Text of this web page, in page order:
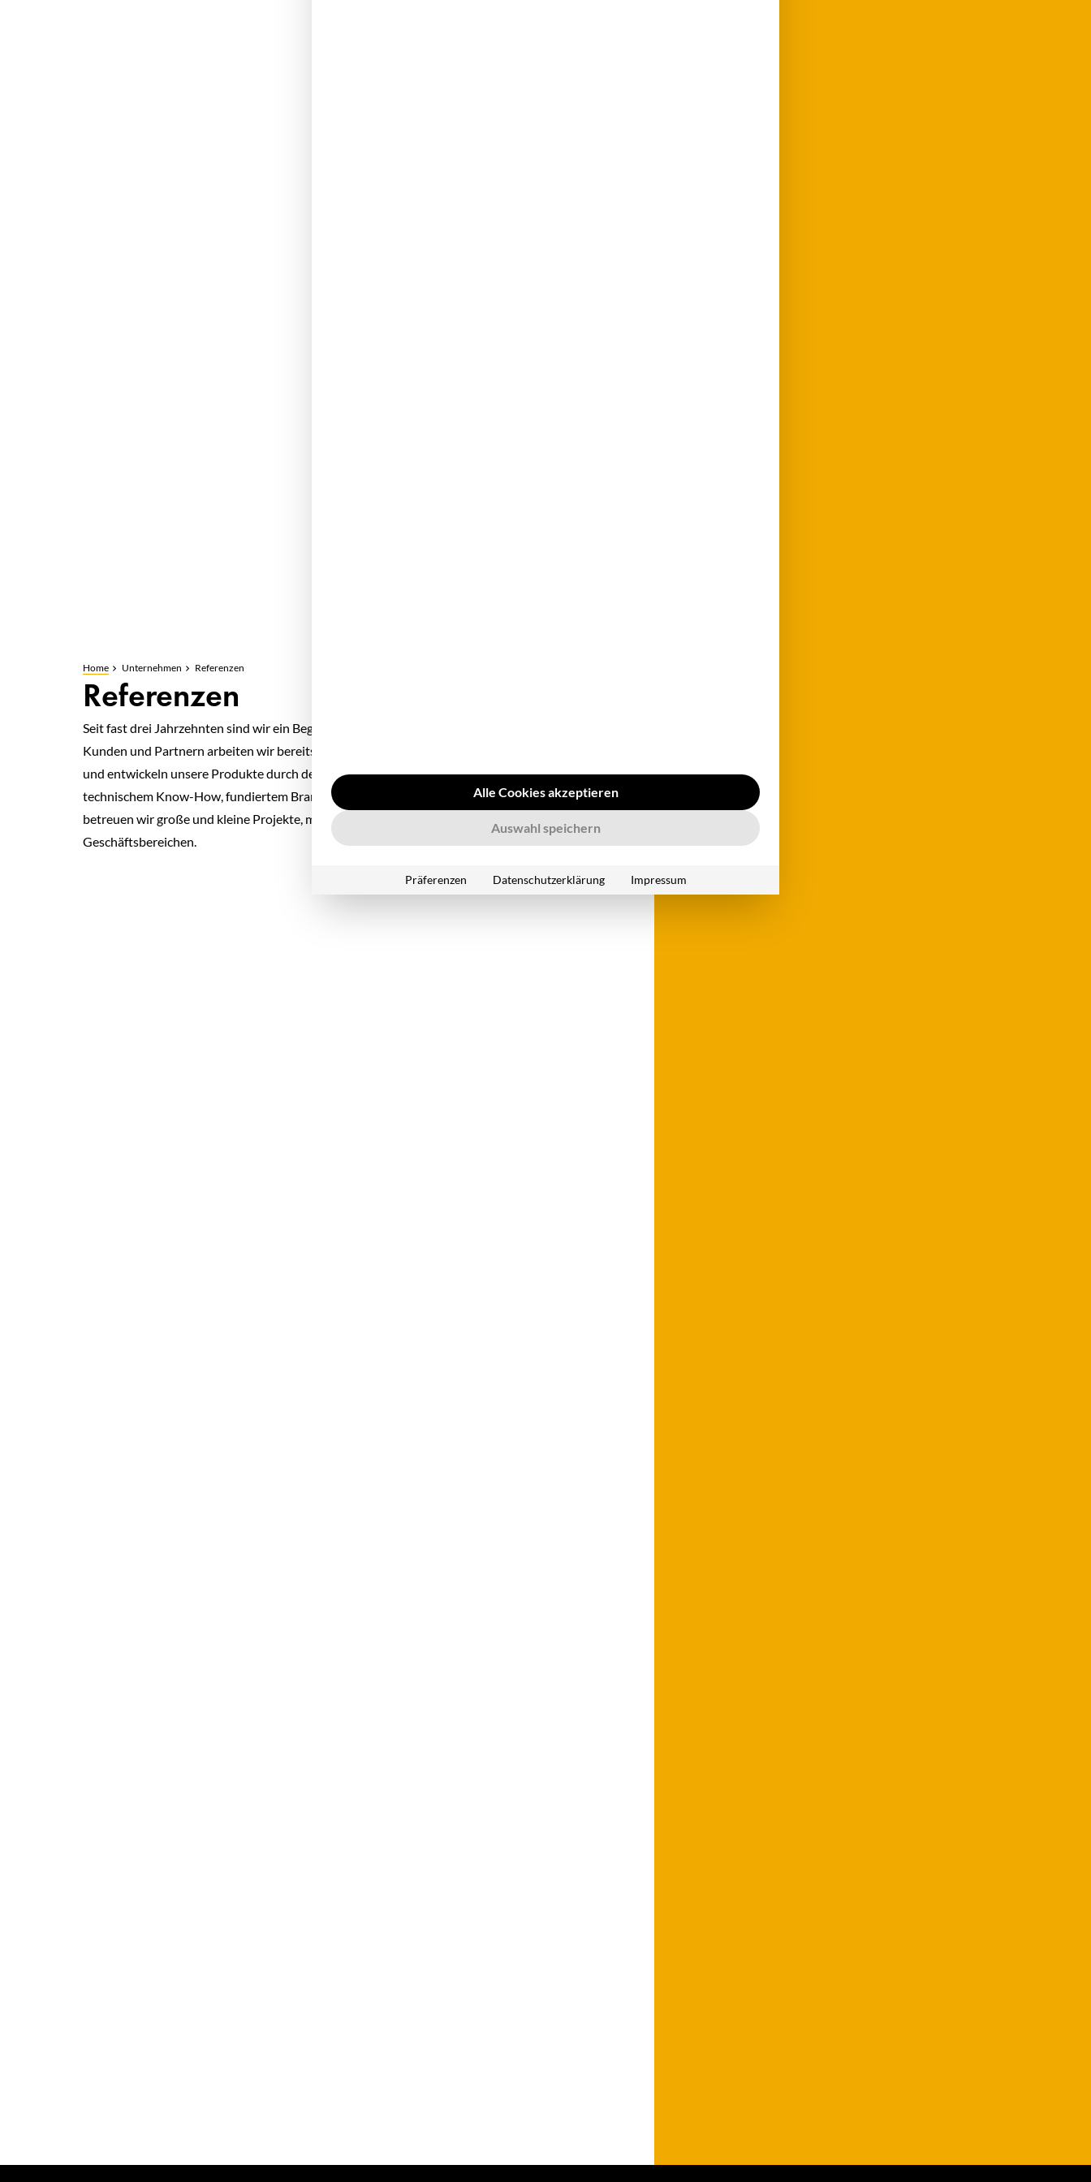
Home Unternehmen Referenzen
Referenzen
Seit fast drei Jahrzehnten sind wir ein Begriff in der Fuhrparkwelt. Mit einigen
Kunden und Partnern arbeiten wir bereits von Anfang an erfolgreich zusammen
und entwickeln unsere Produkte durch den engen Austausch stetig weiter. Mit
technischem Know-How, fundiertem Branchenwissen und Lösungskompetenz
betreuen wir große und kleine Projekte, mit Kunden aus den unterschiedlichsten
Geschäftsbereichen.
Alle Cookies akzeptieren
Auswahl speichern
Präferenzen Datenschutzerklärung Impressum